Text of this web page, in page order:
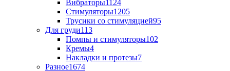
Вибраторы1124
Стимуляторы1205
Трусики со стимуляцией95
Для груди113
Помпы и стимуляторы102
Кремы4
Накладки и протезы7
Разное1674